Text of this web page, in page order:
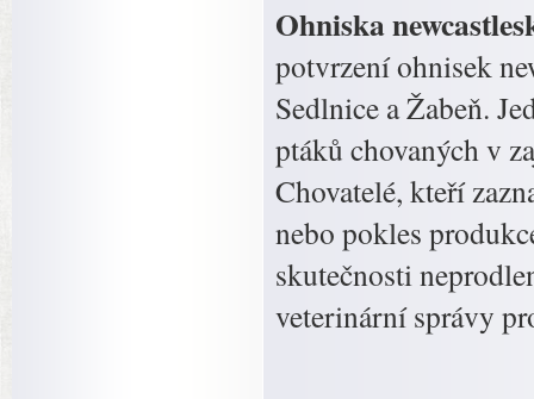
Ohniska
potvrzení ohnisek
Sedlnice a Žabeň.
ptáků chovaných v
Chovatelé, kteří
nebo pokles
skutečnosti
veterinární správy